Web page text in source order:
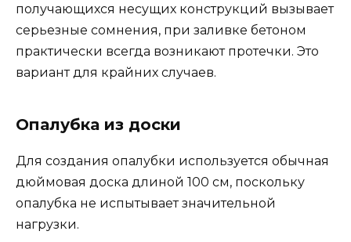
получающихся несущих конструкций вызывает
серьезные сомнения, при заливке бетоном
практически всегда возникают протечки. Это
вариант для крайних случаев.
Опалубка из доски
Для создания опалубки используется обычная
дюймовая доска длиной 100 см, поскольку
опалубка не испытывает значительной
нагрузки.